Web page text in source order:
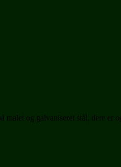
og galvaniseret stål, dere er